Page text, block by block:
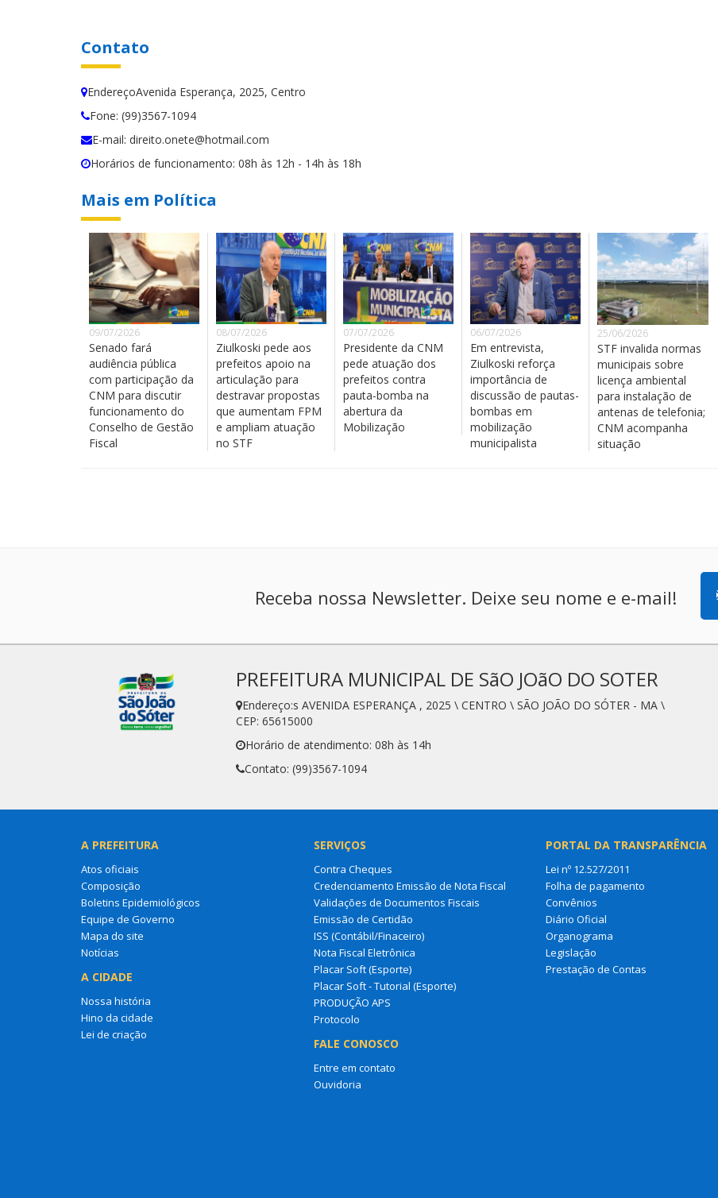
Contato
EndereçoAvenida Esperança, 2025, Centro
Fone: (99)3567-1094
E-mail: direito.onete@hotmail.com
Horários de funcionamento: 08h às 12h - 14h às 18h
Mais em Política
09/07/2026
Senado fará
audiência pública
com participação da
CNM para discutir
funcionamento do
Conselho de Gestão
Fiscal
08/07/2026
Ziulkoski pede aos
prefeitos apoio na
articulação para
destravar propostas
que aumentam FPM
e ampliam atuação
no STF
07/07/2026
Presidente da CNM
pede atuação dos
prefeitos contra
pauta-bomba na
abertura da
Mobilização
06/07/2026
Em entrevista,
Ziulkoski reforça
importância de
discussão de pautas-
bombas em
mobilização
municipalista
25/06/2026
STF invalida normas
municipais sobre
licença ambiental
para instalação de
antenas de telefonia;
CNM acompanha
situação
Receba nossa Newsletter. Deixe seu nome e e-mail!
PREFEITURA MUNICIPAL DE SãO JOãO DO SOTER
Endereço:s AVENIDA ESPERANÇA , 2025 \ CENTRO \ SÃO JOÃO DO SÓTER - MA \
CEP: 65615000
Horário de atendimento: 08h às 14h
Contato: (99)3567-1094
A PREFEITURA
Atos oficiais
Composição
Boletins Epidemiológicos
Equipe de Governo
Mapa do site
Notícias
A CIDADE
Nossa história
Hino da cidade
Lei de criação
SERVIÇOS
Contra Cheques
Credenciamento Emissão de Nota Fiscal
Validações de Documentos Fiscais
Emissão de Certidão
ISS (Contábil/Finaceiro)
Nota Fiscal Eletrônica
Placar Soft (Esporte)
Placar Soft - Tutorial (Esporte)
PRODUÇÃO APS
Protocolo
FALE CONOSCO
Entre em contato
Ouvidoria
PORTAL DA TRANSPARÊNCIA
Lei nº 12.527/2011
Folha de pagamento
Convênios
Diário Oficial
Organograma
Legislação
Prestação de Contas